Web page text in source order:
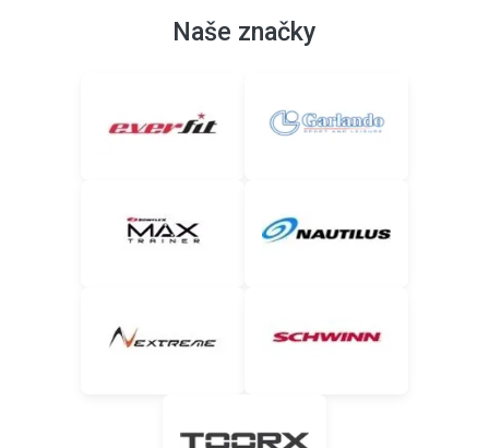
Naše značky